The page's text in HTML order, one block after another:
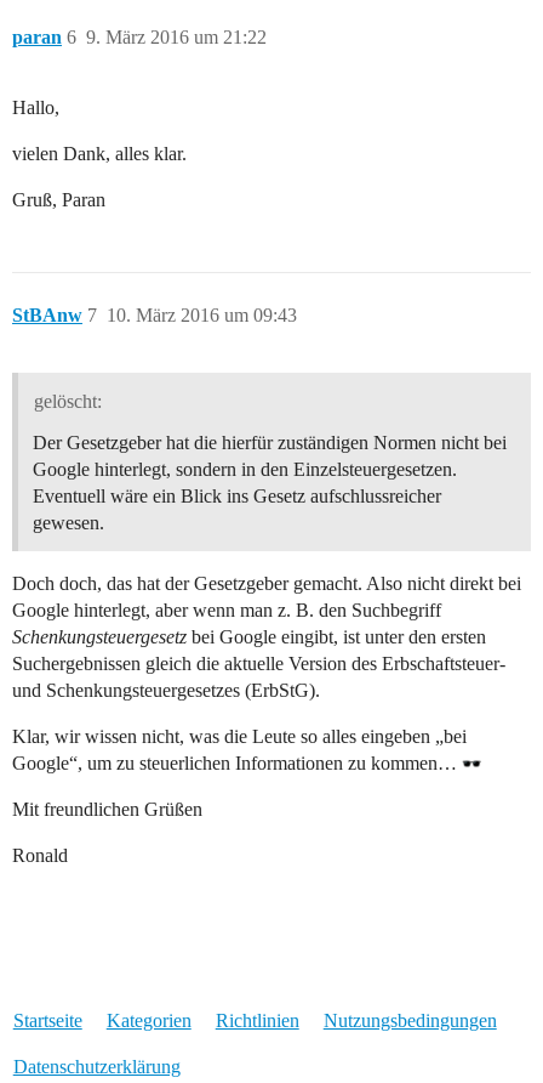
paran 9. März 2016 um 21:22
6
Hallo,
vielen Dank, alles klar.
Gruß, Paran
StBAnw 10. März 2016 um 09:43
7
gelöscht:
Der Gesetzgeber hat die hierfür zuständigen Normen nicht bei
Google hinterlegt, sondern in den Einzelsteuergesetzen.
Eventuell wäre ein Blick ins Gesetz aufschlussreicher
gewesen.
Doch doch, das hat der Gesetzgeber gemacht. Also nicht direkt bei
Google hinterlegt, aber wenn man z. B. den Suchbegriff
Schenkungsteuergesetz bei Google eingibt, ist unter den ersten
Suchergebnissen gleich die aktuelle Version des Erbschaftsteuer-
und Schenkungsteuergesetzes (ErbStG).
Klar, wir wissen nicht, was die Leute so alles eingeben „bei
Google“, um zu steuerlichen Informationen zu kommen…
Mit freundlichen Grüßen
Ronald
Startseite Kategorien Richtlinien Nutzungsbedingungen
Datenschutzerklärung